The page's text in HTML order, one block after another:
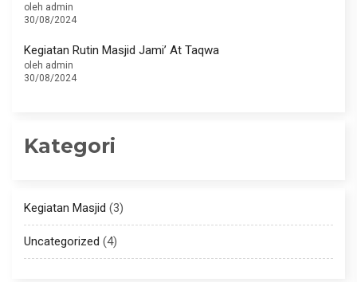
oleh admin
30/08/2024
Kegiatan Rutin Masjid Jami’ At Taqwa
oleh admin
30/08/2024
Kategori
Kegiatan Masjid (3)
Uncategorized (4)